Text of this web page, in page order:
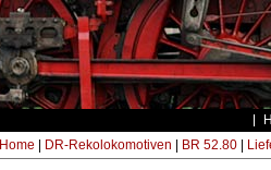
Home DR-Rekolokomotiven BR 52.80|